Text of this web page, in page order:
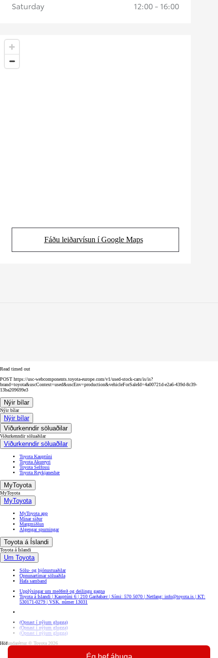
Fáðu leiðarvísun í Google Maps
(Opens in new tab)
Saturday
12:00 - 16:00
Read timed out
POST https://usc-webcomponents.toyota-europe.com/v1/used-stock-cars/is/is?
brand=toyota&uscContext=used&uscEnv=production&vehicleForSaleId=4a00721d-e2a6-439d-8c39-
13ba209699e3
Nýir bílar
Nýir bílar
Nýir bílar
Viðurkenndir söluaðilar
Viðurkenndir söluaðilar
Viðurkenndir söluaðilar
Toyota Kauptúni
Toyota Akureyri
Toyota Selfossi
Toyota Reykjanesbæ
MyToyota
MyToyota
MyToyota
MyToyota app
Mínar síður
Margmiðlun
Algengar spurningar
Toyota á Íslandi
Toyota á Íslandi
Um Toyota
Sölu- og þjónustuaðilar
Opnunartímar söluaðila
Hafa samband
Upplýsingar um meðferð og deilingu gagna
Toyota á Íslandi | Kauptúni 6 | 210 Garðabær | Sími: 570 5070 | Netfang: info@toyota.is | KT:
530171-0279 | VSK. númer 13031
(Opnast í nýjum glugga)
(Opnast í nýjum glugga)
(Opnast í nýjum glugga)
Höfundaréttur © Toyota 2026